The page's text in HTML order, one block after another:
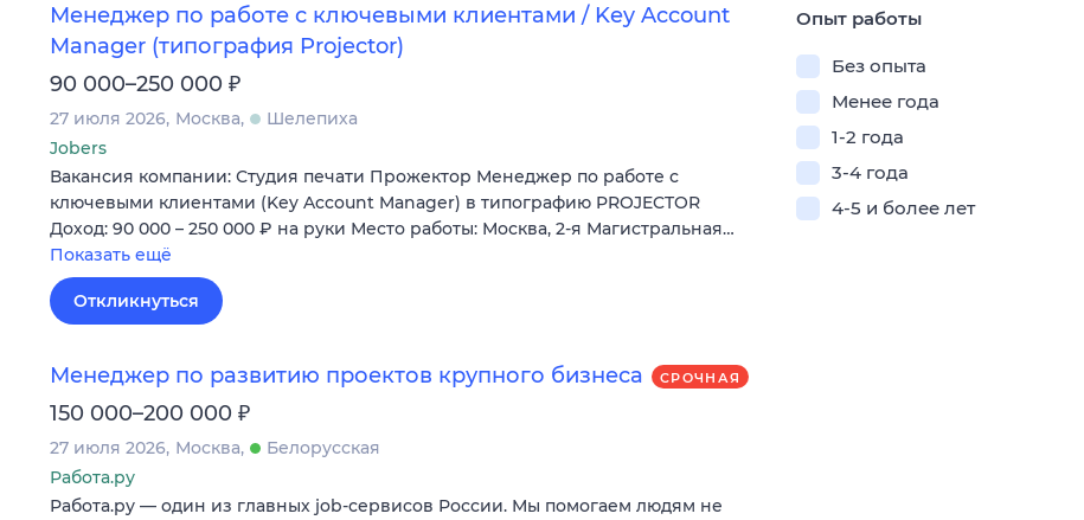
Менеджер по работе с ключевыми клиентами / Key Account
Manager (типография Projector)
90 000–250 000 ₽
27 июля 2026 Москва
Шелепиха
Jobers
Вакансия компании: Студия печати Прожектор Менеджер по работе с
ключевыми клиентами (Key Account Manager) в типографию PROJECTOR
Доход: 90 000 – 250 000 ₽ на руки Место работы: Москва, 2-я Магистральная…
Показать ещё
Откликнуться
Менеджер по развитию проектов крупного бизнеса СРОЧНАЯ
150 000–200 000 ₽
27 июля 2026 Москва
Белорусская
Работа.ру
Работа.ру — один из главных job-сервисов России. Мы помогаем людям не
Опыт работы
Без опыта
Менее года
1-2 года
3-4 года
4-5 и более лет